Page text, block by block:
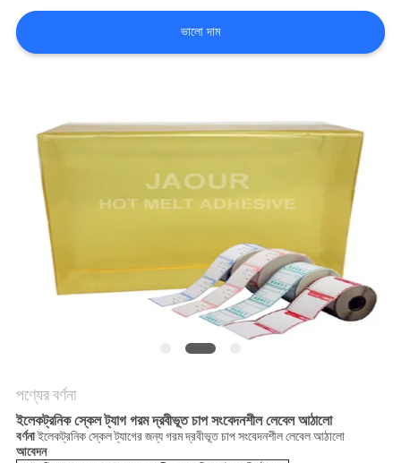
মামলা
উদ্ধৃতি
অনুরোধ
ভালো দাম
পণ্যের বর্ণনা
ইলেকট্রনিক স্কেল ট্যাগ গরম দ্রবীভূত চাপ সংবেদনশীল লেবেল আঠালো
বর্ণনাইলেকট্রনিক স্কেল ট্যাগের জন্য গরম দ্রবীভূত চাপ সংবেদনশীল লেবেল আঠালো
আবেদন